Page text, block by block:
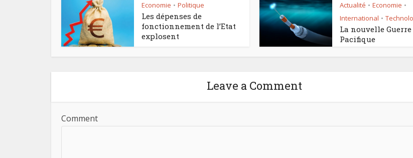
Economie • Politique
Les dépenses de
fonctionnement de l’Etat
explosent
Actualité • Economie •
International •
La nouvelle
Pacifique
Leave a Comment
Comment